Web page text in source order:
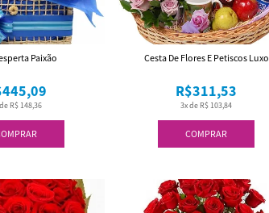
R$ 148,36
Paixão
COMPRAR
3x de R$ 103,84
R$311,53
Cesta De Flores E Petiscos Luxo